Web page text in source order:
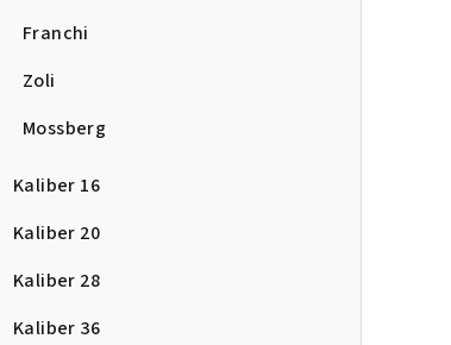
Franchi
Zoli
Mossberg
Kaliber 16
Kaliber 20
Kaliber 28
Kaliber 36